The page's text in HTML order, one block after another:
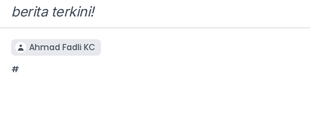
berita terkini!
Ahmad Fadli KC
#